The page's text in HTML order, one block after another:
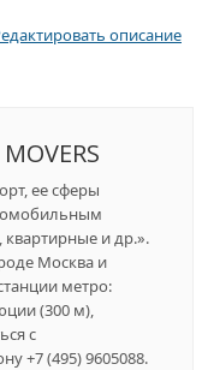
описание
ее сферы
и др.».
Москва и
метро:
(300 м),
с
+7 (495) 9605088.